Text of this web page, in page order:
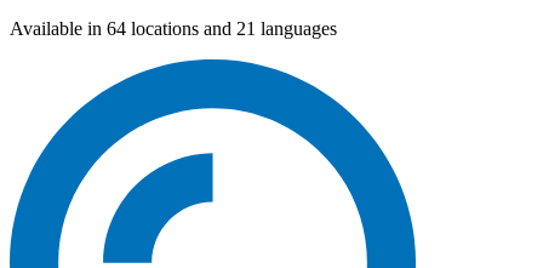
Available in 64 locations and 21 languages